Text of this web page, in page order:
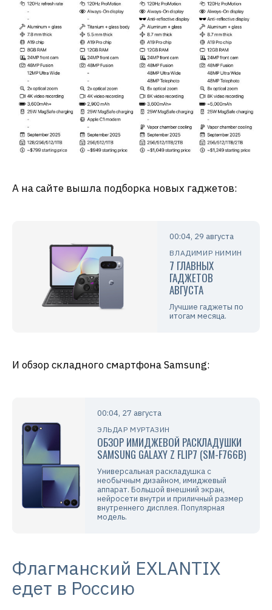
А на сайте вышла подборка новых гаджетов:
00:04, 29 августа
ВЛАДИМИР НИМИН
7 ГЛАВНЫХ
ГАДЖЕТОВ
АВГУСТА
Лучшие гаджеты по
итогам месяца.
И обзор складного смартфона Samsung:
00:04, 27 августа
ЭЛЬДАР МУРТАЗИН
ОБЗОР ИМИДЖЕВОЙ РАСКЛАДУШКИ
SAMSUNG GALAXY Z FLIP7 (SM-F766B)
Универсальная раскладушка с
необычным дизайном, имиджевый
аппарат. Большой внешний экран,
нейросети внутри и приличный размер
внутреннего дисплея. Популярная
модель.
Флагманский EXLANTIX
едет в Россию